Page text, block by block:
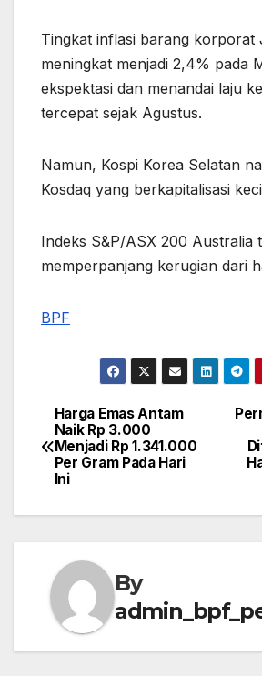
Tingkat inflasi barang korporat
meningkat menjadi 2,4% pada
ekspektasi dan menandai laju
tercepat sejak Agustus.
Namun, Kospi Korea Selatan
Kosdaq yang berkapitalisasi
Indeks S&P/ASX 200 Australia
memperpanjang kerugian dari
BPF
Post
navigation
Harga Emas Antam
Naik Rp 3.000
Menjadi Rp 1.341.000
Per Gram Pada Hari
Ini
By